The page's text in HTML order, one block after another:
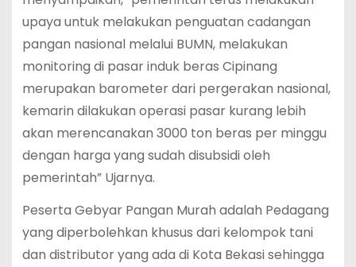
upaya untuk melakukan penguatan cadangan
pangan nasional melalui BUMN, melakukan
monitoring di pasar induk beras Cipinang
merupakan barometer dari pergerakan nasional,
kemarin dilakukan operasi pasar kurang lebih
akan merencanakan 3000 ton beras per minggu
dengan harga yang sudah disubsidi oleh
pemerintah” Ujarnya.
Peserta Gebyar Pangan Murah adalah Pedagang
yang diperbolehkan khusus dari kelompok tani
dan distributor yang ada di Kota Bekasi sehingga